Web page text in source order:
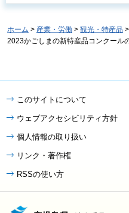
ホーム > 産業・労働 > 観光・特産品 >
2023かごしまの新特産品コンクール
このサイトについて
ウェブアクセシビリティ方針
個人情報の取り扱い
リンク・著作権
RSSの使い方